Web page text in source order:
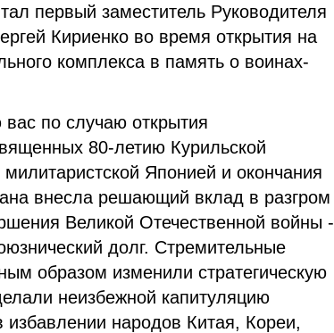
первый заместитель Руководителя
Кириенко во время открытия на
комплекса в память о воинах-
по случаю открытия
80-летию Курильской
Японией и окончания
внесла решающий вклад в разгром
Великой Отечественной войны -
долг. Стремительные
образом изменили стратегическую
неизбежной капитуляцию
народов Китая, Кореи,